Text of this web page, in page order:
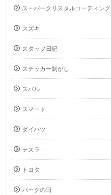
スーパークリスタルコーティング
スズキ
スタッフ日記
ステッカー剝がし
スバル
スマート
ダイハツ
テスラ―
トヨタ
パークの日